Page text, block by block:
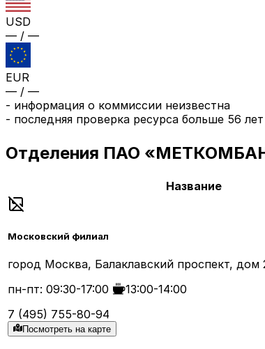
USD
— / —
EUR
— / —
- информация о коммиссии неизвестна
- последняя проверка ресурса больше 56
Отделения ПАО
Название
Московский филиал
город Москва, Балаклавский проспект,
пн-пт: 09:30-17:00
13:00-14:00
7 (495) 755-80-94
Посмотреть на карте